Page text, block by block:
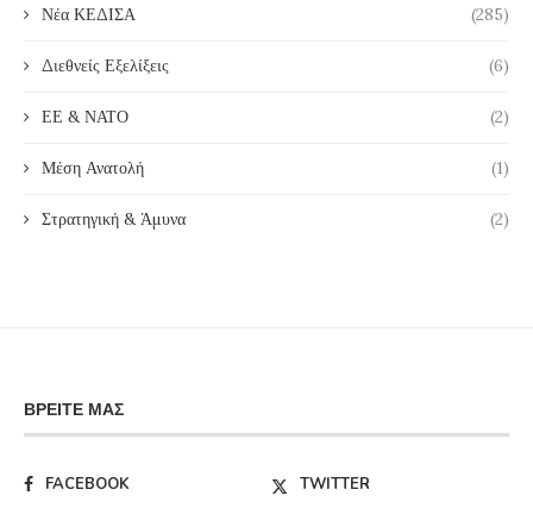
Νέα ΚΕΔΙΣΑ (285)
Διεθνείς Εξελίξεις (6)
ΕΕ & ΝΑΤΟ (2)
Μέση Ανατολή (1)
Στρατηγική & Άμυνα (2)
ΒΡΕΊΤΕ ΜΑΣ
FACEBOOK
TWITTER